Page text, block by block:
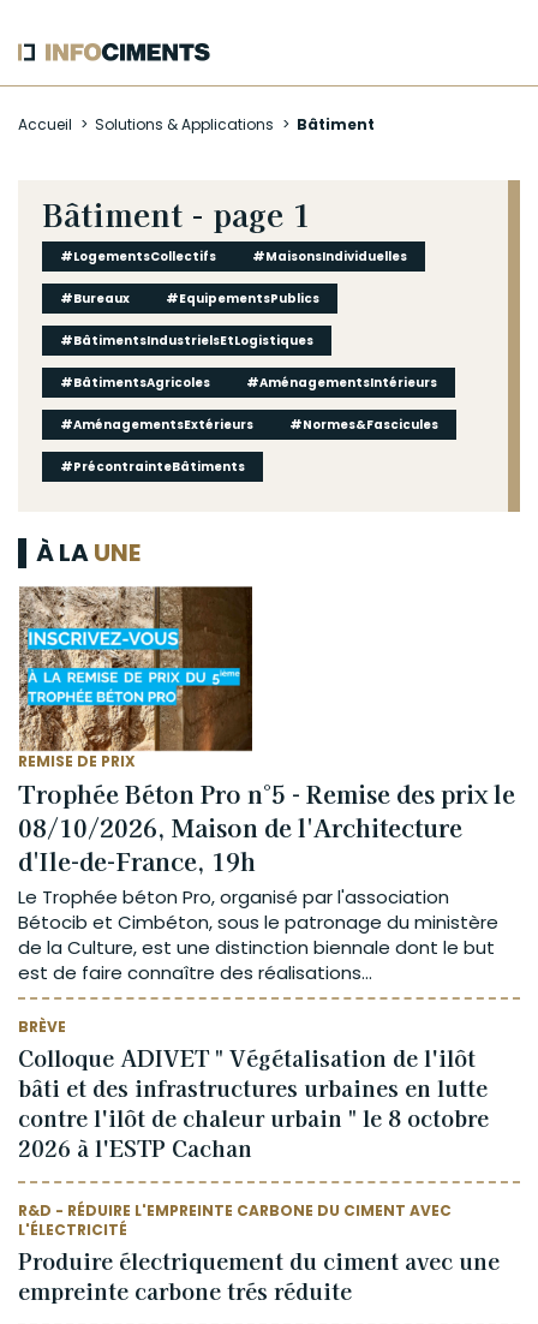
auAccueil Solutions & Applications Bâtiment
Bâtiment - page 1
#LogementsCollectifs #MaisonsIndividuelles
#Bureaux #EquipementsPublics
#BâtimentsIndustrielsEtLogistiques
#BâtimentsAgricoles #AménagementsIntérieurs
#AménagementsExtérieurs #Normes&Fascicules
#PrécontrainteBâtiments
À LAUNE
REMISE DE PRIX
Trophée Béton Pro n°5 - Remise des prix le
08/10/2026, Maison de l'Architecture
d'Ile-de-France, 19h
Le Trophée béton Pro, organisé par l'association
Bétocib et Cimbéton, sous le patronage du ministère
de la Culture, est une distinction biennale dont le but
est de faire connaître des réalisations...
BRÈVE
Colloque ADIVET " Végétalisation de l'ilôt
bâti et des infrastructures urbaines en lutte
contre l'ilôt de chaleur urbain " le 8 octobre
2026 à l'ESTP Cachan
R&D - RÉDUIRE L'EMPREINTE CARBONE DU CIMENT AVEC
L'ÉLECTRICITÉ
Produire électriquement du ciment avec une
empreinte carbone trés réduite